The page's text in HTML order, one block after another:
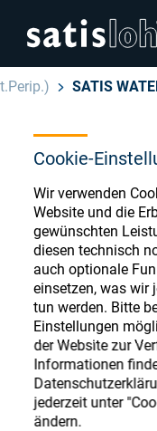
Cookie-
Wir verwenden
Website und die
gewünschten
diesen technisch
auch optionale
einsetzen, was wir
tun werden. Bitte
Einstellungen
der Website zur
Informationen
jederzeit unter
ändern.
Deutsch
Brillenoptik
Feinoptik
Über uns
Karriere
Store
English
Español
汉语
Français
SATIS
Store
Register or
and explore